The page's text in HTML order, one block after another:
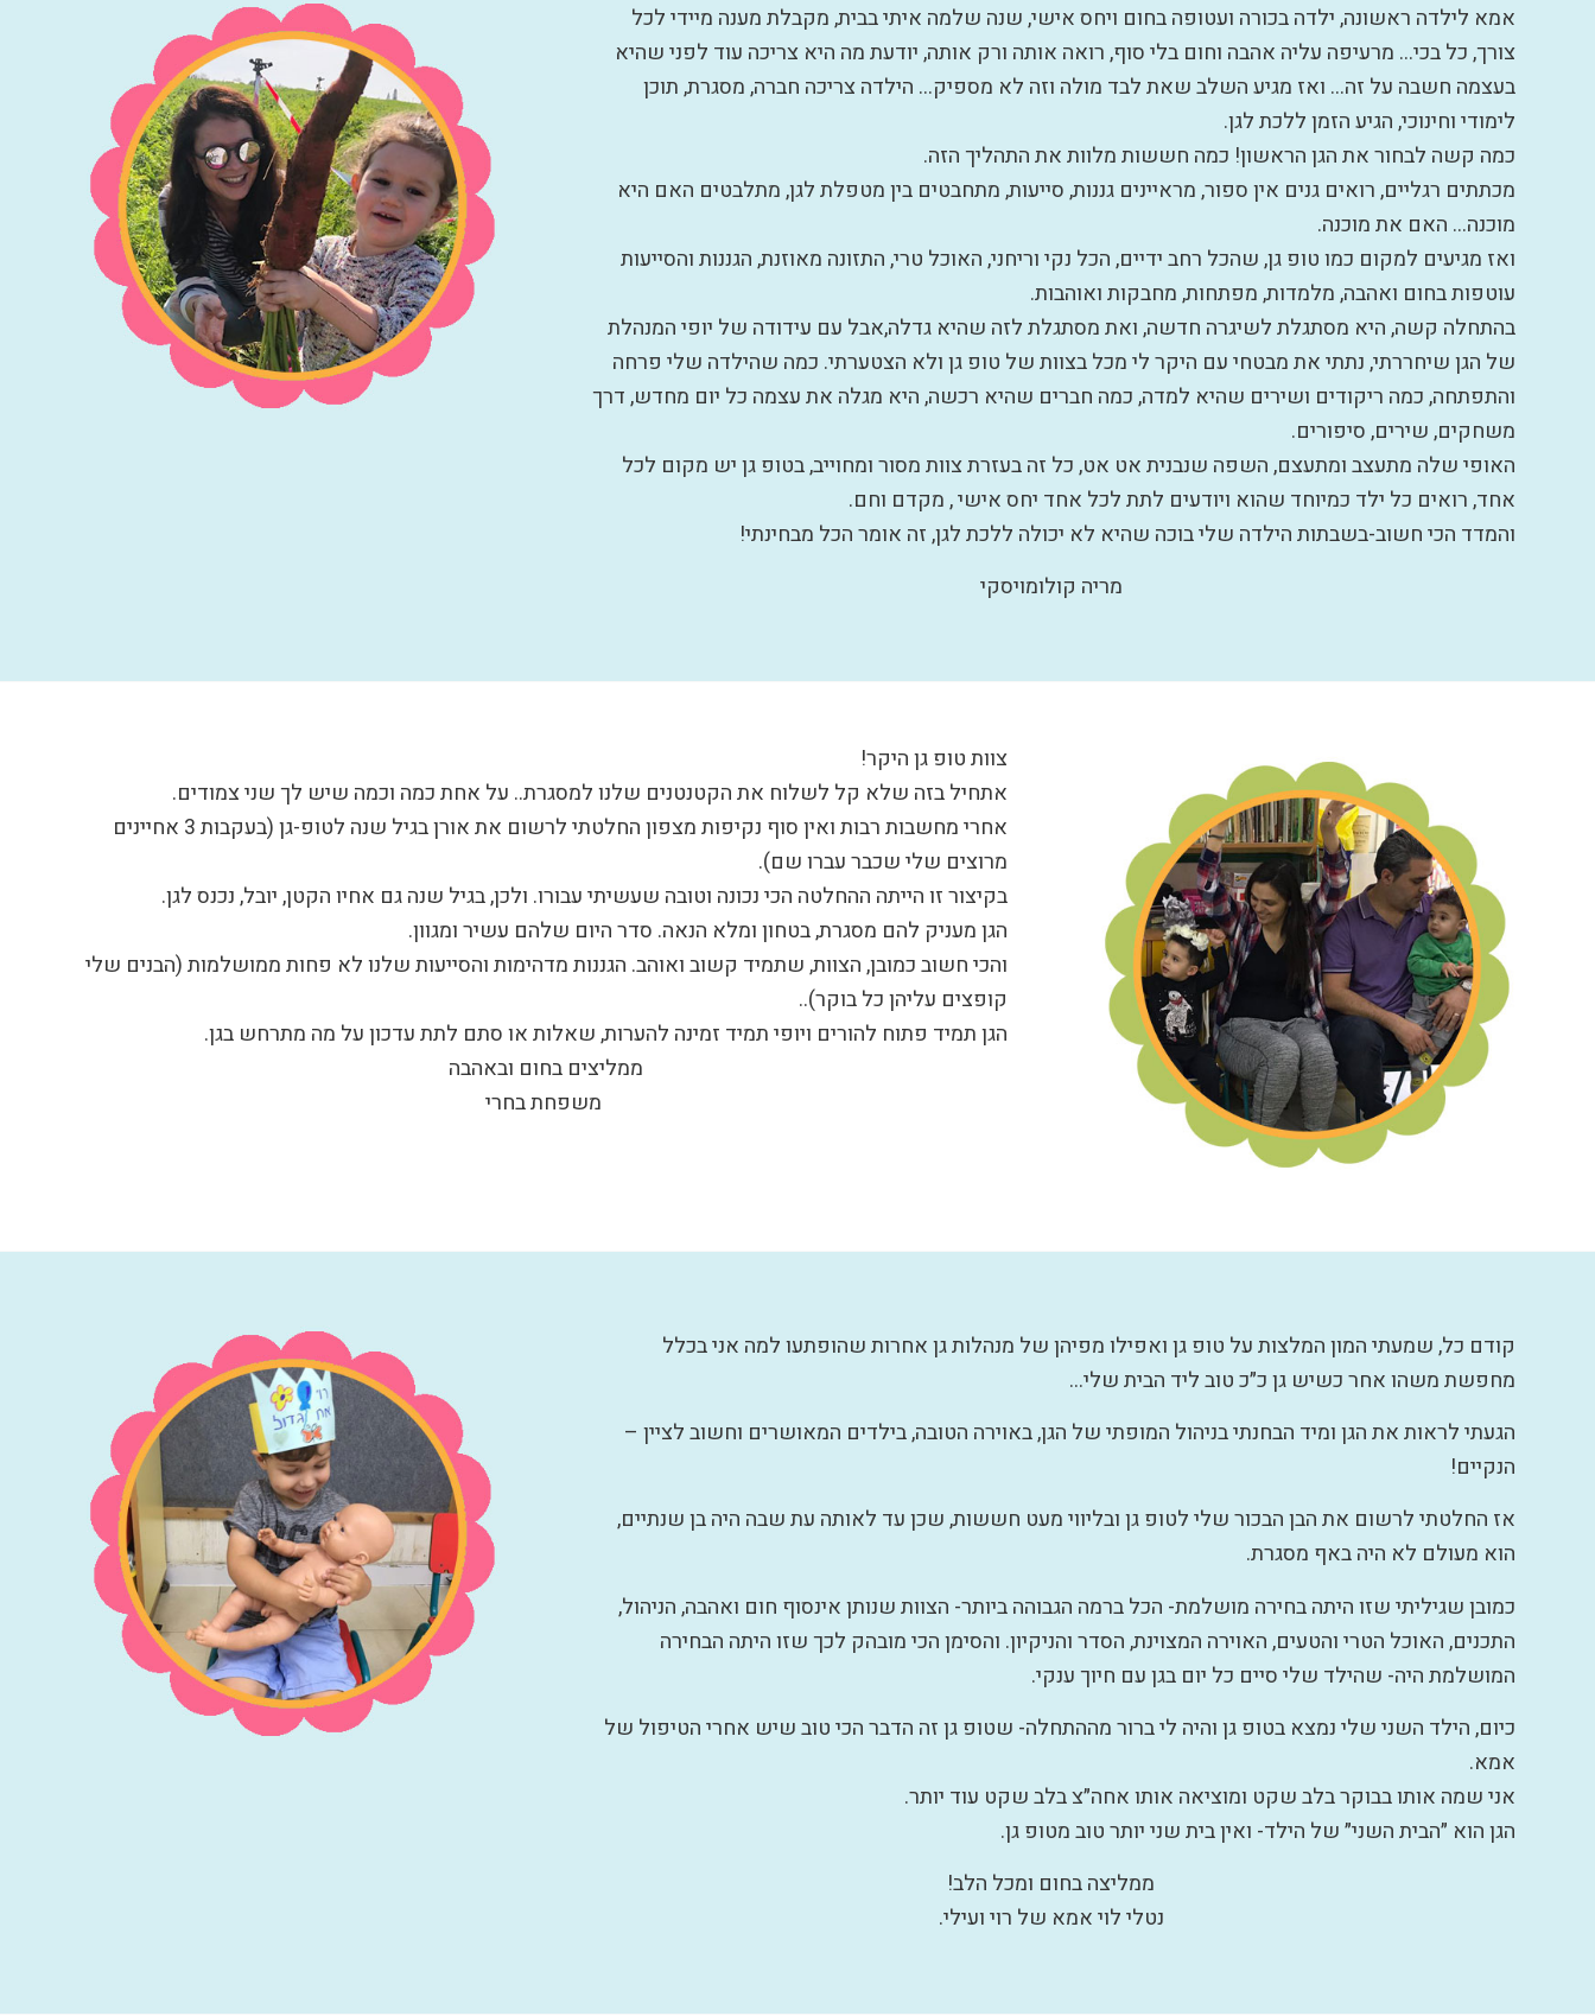
אמא לילדה ראשונה, ילדה בכורה ועטופה בחום ויחס אישי, שנה שלמה איתי בבית, מקבלת מענה מיידי לכל
צורך, כל בכי… מרעיפה עליה אהבה וחום בלי סוף, רואה אותה ורק אותה, יודעת מה היא צריכה עוד לפני שהיא
בעצמה חשבה על זה… ואז מגיע השלב שאת לבד מולה וזה לא מספיק… הילדה צריכה חברה, מסגרת, תוכן
לימודי וחינוכי, הגיע הזמן ללכת לגן.
כמה קשה לבחור את הגן הראשון! כמה חששות מלוות את התהליך הזה.
מכתתים רגליים, רואים גנים אין ספור, מראיינים גננות, סייעות, מתחבטים בין מטפלת לגן, מתלבטים האם היא
מוכנה… האם את מוכנה.
ואז מגיעים למקום כמו טופ גן, שהכל רחב ידיים, הכל נקי וריחני, האוכל טרי, התזונה מאוזנת, הגננות והסייעות
עוטפות בחום ואהבה, מלמדות, מפתחות, מחבקות ואוהבות.
בהתחלה קשה, היא מסתגלת לשיגרה חדשה, ואת מסתגלת לזה שהיא גדלה,אבל עם עידודה של יופי המנהלת
של הגן שיחררתי, נתתי את מבטחי עם היקר לי מכל בצוות של טופ גן ולא הצטערתי. כמה שהילדה שלי פרחה
והתפתחה, כמה ריקודים ושירים שהיא למדה, כמה חברים שהיא רכשה, היא מגלה את עצמה כל יום מחדש, דרך
משחקים, שירים, סיפורים.
האופי שלה מתעצב ומתעצם, השפה שנבנית אט אט, כל זה בעזרת צוות מסור ומחוייב, בטופ גן יש מקום לכל
אחד, רואים כל ילד כמיוחד שהוא ויודעים לתת לכל אחד יחס אישי , מקדם וחם.
והמדד הכי חשוב-בשבתות הילדה שלי בוכה שהיא לא יכולה ללכת לגן, זה אומר הכל מבחינתי!
מריה קולומויסקי
צוות טופ גן היקר!
אתחיל בזה שלא קל לשלוח את הקטנטנים שלנו למסגרת.. על אחת כמה וכמה שיש לך שני צמודים.
אחרי מחשבות רבות ואין סוף נקיפות מצפון החלטתי לרשום את אורן בגיל שנה לטופ-גן (בעקבות 3 אחיינים
מרוצים שלי שכבר עברו שם).
בקיצור זו הייתה ההחלטה הכי נכונה וטובה שעשיתי עבורו. ולכן, בגיל שנה גם אחיו הקטן, יובל, נכנס לגן.
הגן מעניק להם מסגרת, בטחון ומלא הנאה. סדר היום שלהם עשיר ומגוון.
והכי חשוב כמובן, הצוות, שתמיד קשוב ואוהב. הגננות מדהימות והסייעות שלנו לא פחות ממושלמות (הבנים שלי
קופצים עליהן כל בוקר)..
הגן תמיד פתוח להורים ויופי תמיד זמינה להערות, שאלות או סתם לתת עדכון על מה מתרחש בגן.
ממליצים בחום ובאהבה
משפחת בחרי
קודם כל, שמעתי המון המלצות על טופ גן ואפילו מפיהן של מנהלות גן אחרות שהופתעו למה אני בכלל
מחפשת משהו אחר כשיש גן כ״כ טוב ליד הבית שלי…
הגעתי לראות את הגן ומיד הבחנתי בניהול המופתי של הגן, באוירה הטובה, בילדים המאושרים וחשוב לציין –
הנקיים!
אז החלטתי לרשום את הבן הבכור שלי לטופ גן ובליווי מעט חששות, שכן עד לאותה עת שבה היה בן שנתיים,
הוא מעולם לא היה באף מסגרת.
כמובן שגיליתי שזו היתה בחירה מושלמת- הכל ברמה הגבוהה ביותר- הצוות שנותן אינסוף חום ואהבה, הניהול,
התכנים, האוכל הטרי והטעים, האוירה המצוינת, הסדר והניקיון. והסימן הכי מובהק לכך שזו היתה הבחירה
המושלמת היה- שהילד שלי סיים כל יום בגן עם חיוך ענקי.
כיום, הילד השני שלי נמצא בטופ גן והיה לי ברור מההתחלה- שטופ גן זה הדבר הכי טוב שיש אחרי הטיפול של
אמא.
אני שמה אותו בבוקר בלב שקט ומוציאה אותו אחה״צ בלב שקט עוד יותר.
הגן הוא ״הבית השני״ של הילד- ואין בית שני יותר טוב מטופ גן.
ממליצה בחום ומכל הלב!
נטלי לוי אמא של רוי ועילי.